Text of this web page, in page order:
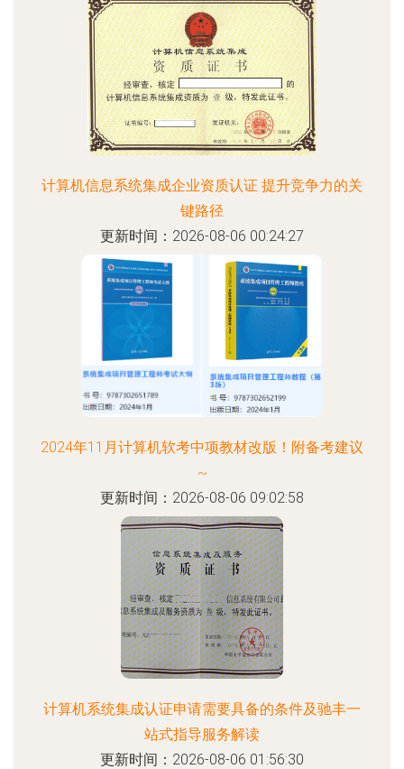
计算机信息系统集成企业资质认证 提升竞争力的关
键路径
更新时间：2026-08-06 00:24:27
2024年11月计算机软考中项教材改版！附备考建议
~
更新时间：2026-08-06 09:02:58
计算机系统集成认证申请需要具备的条件及驰丰一
站式指导服务解读
更新时间：2026-08-06 01:56:30